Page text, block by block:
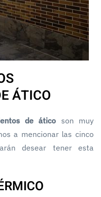
ÁTICO
de ático son muy
a mencionar las cinco
desear tener esta